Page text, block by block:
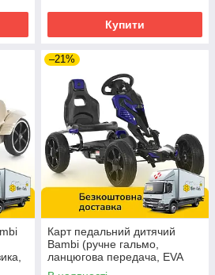
Купити
–21%
Карт педальний дитячий
Bambi (ручне гальмо,
ланцюгова передача, EVA
колеса, регул. сидіння) 1504-